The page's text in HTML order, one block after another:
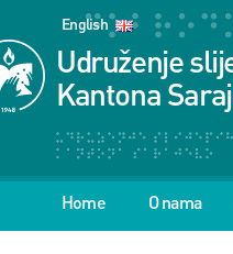
English
Udruženje
Kantona
Home O nama